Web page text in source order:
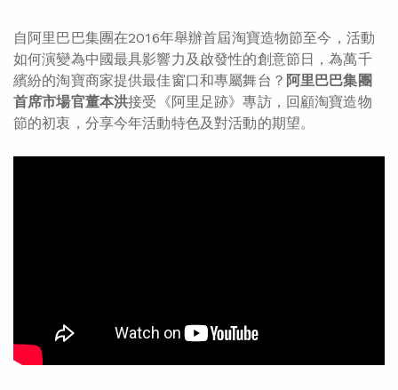
自阿里巴巴集團在2016年舉辦首屆淘寶造物節至今，活動
如何演變為中國最具影響力及啟發性的創意節日，為萬千
繽紛的淘寶商家提供最佳窗口和專屬舞台？ 阿里巴巴集團
首席市場官董本洪接受《阿里足跡》專訪，回顧淘寶造物
節的初衷，分享今年活動特色及對活動的期望。